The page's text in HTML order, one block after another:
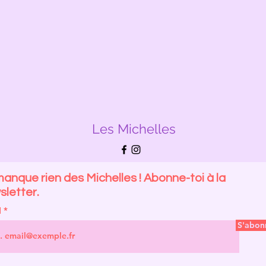
Les Michelles
rien des Michelles ! Abonne-toi à la